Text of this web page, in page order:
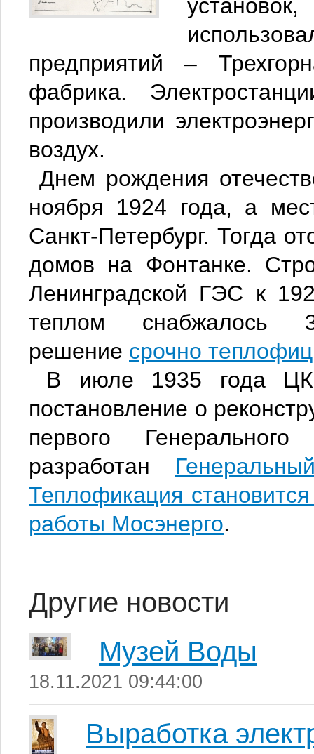
предприятий –
фабрика.
производили
воздух.
Днем рождения
ноября 1924 года, а
Санкт-Петербург. Тогда
домов на Фонтанке.
Ленинградской ГЭС к
теплом снабжалось
решение срочно
В июле 1935 года
постановление о
первого
разработан
Теплофикация
работы Мосэнерго.
Другие новости
Музей Воды
18.11.2021 09:44:00
Выработка